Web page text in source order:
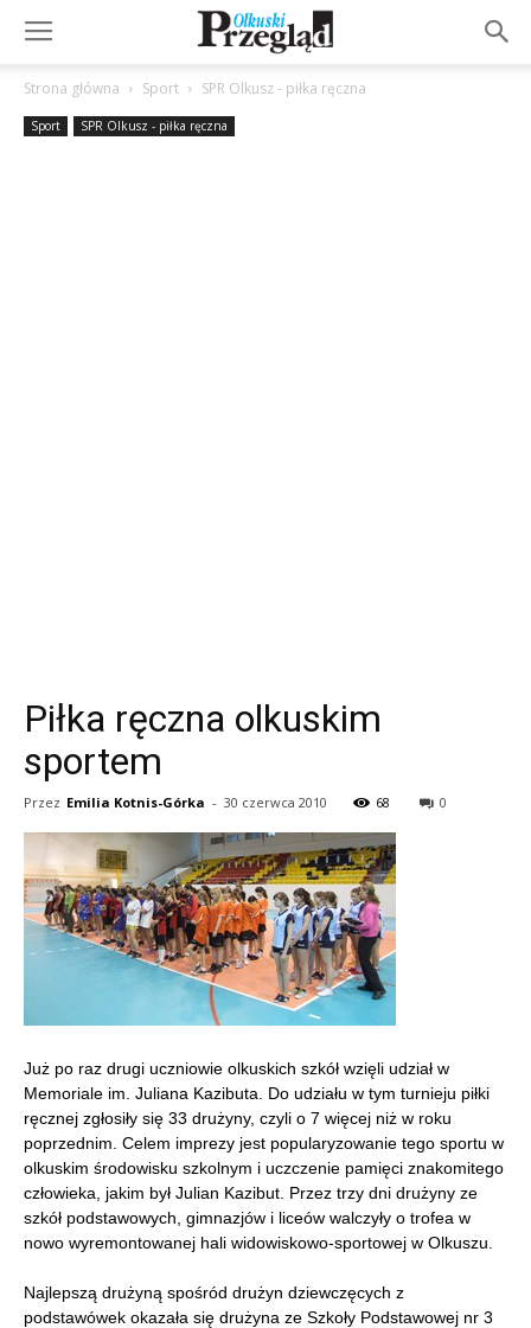
Strona główna Sport SPR Olkusz - piłka ręczna
Sport SPR Olkusz - piłka ręczna
Piłka ręczna olkuskim
sportem
Przez Emilia Kotnis-Górka - 30 czerwca 2010 68 0
Już po raz drugi uczniowie olkuskich szkół wzięli udział w
Memoriale im. Juliana Kazibuta. Do udziału w tym turnieju piłki
ręcznej zgłosiły się 33 drużyny, czyli o 7 więcej niż w roku
poprzednim. Celem imprezy jest popularyzowanie tego sportu w
olkuskim środowisku szkolnym i uczczenie pamięci znakomitego
człowieka, jakim był Julian Kazibut. Przez trzy dni drużyny ze
szkół podstawowych, gimnazjów i liceów walczyły o trofea w
nowo wyremontowanej hali widowiskowo-sportowej w Olkuszu.
Najlepszą drużyną spośród drużyn dziewczęcych z
podstawówek okazała się drużyna ze Szkoły Podstawowej nr 3